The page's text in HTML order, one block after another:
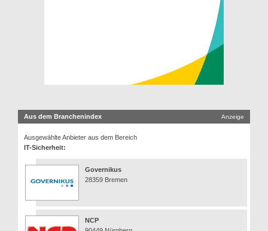
Aus dem Branchenindex Anzeige
Ausgewählte Anbieter aus dem Bereich
IT-Sicherheit:
Governikus
28359 Bremen
NCP